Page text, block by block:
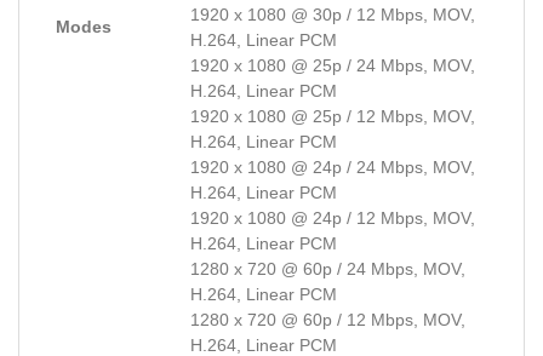
Modes
1920 x 1080 @ 30p / 12 Mbps, MOV,
H.264, Linear PCM
1920 x 1080 @ 25p / 24 Mbps, MOV,
H.264, Linear PCM
1920 x 1080 @ 25p / 12 Mbps, MOV,
H.264, Linear PCM
1920 x 1080 @ 24p / 24 Mbps, MOV,
H.264, Linear PCM
1920 x 1080 @ 24p / 12 Mbps, MOV,
H.264, Linear PCM
1280 x 720 @ 60p / 24 Mbps, MOV,
H.264, Linear PCM
1280 x 720 @ 60p / 12 Mbps, MOV,
H.264, Linear PCM